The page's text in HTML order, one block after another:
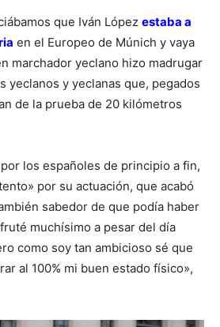
que Iván López estaba a
en el Europeo de Múnich y vaya
marchador yeclano hizo madrugar
yeclanos y yeclanas que, pegados
de la prueba de 20 kilómetros
los españoles de principio a fin,
por su actuación, que acabó
sabedor de que podía haber
muchísimo a pesar del día
como soy tan ambicioso sé que
al 100% mi buen estado físico»,